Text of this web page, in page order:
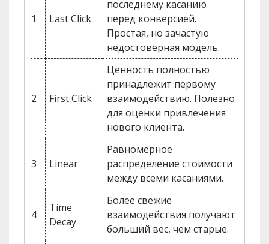
1 Last Click
последнему касанию
перед конверсией.
Простая, но зачастую
недостоверная модель.
2 First Click
Ценность полностью
принадлежит первому
взаимодействию. Полезно
для оценки привлечения
нового клиента.
3 Linear
Равномерное
распределение стоимости
между всеми касаниями.
4
Time
Decay
Более свежие
взаимодействия получают
больший вес, чем старые.